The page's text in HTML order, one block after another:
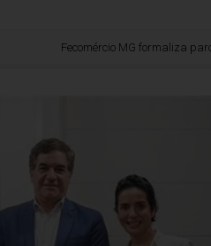
Fecomércio MG formaliza parceria com